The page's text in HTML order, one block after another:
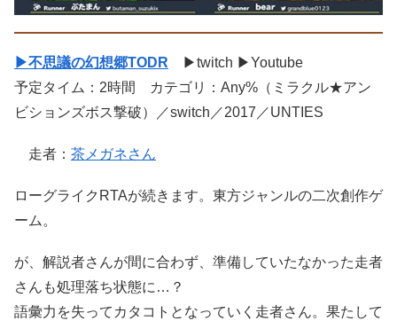
▶不思議の幻想郷TODR ▶twitch ▶Youtube
予定タイム：2時間 カテゴリ：Any%（ミラクル★アン
ビションズボス撃破）／switch／2017／UNTIES
走者： 茶メガネさん
ローグライクRTAが続きます。東方ジャンルの二次創作ゲ
ーム。
が、解説者さんが間に合わず、準備していたなかった走者
さんも処理落ち状態に…？
語彙力を失ってカタコトとなっていく走者さん。果たして